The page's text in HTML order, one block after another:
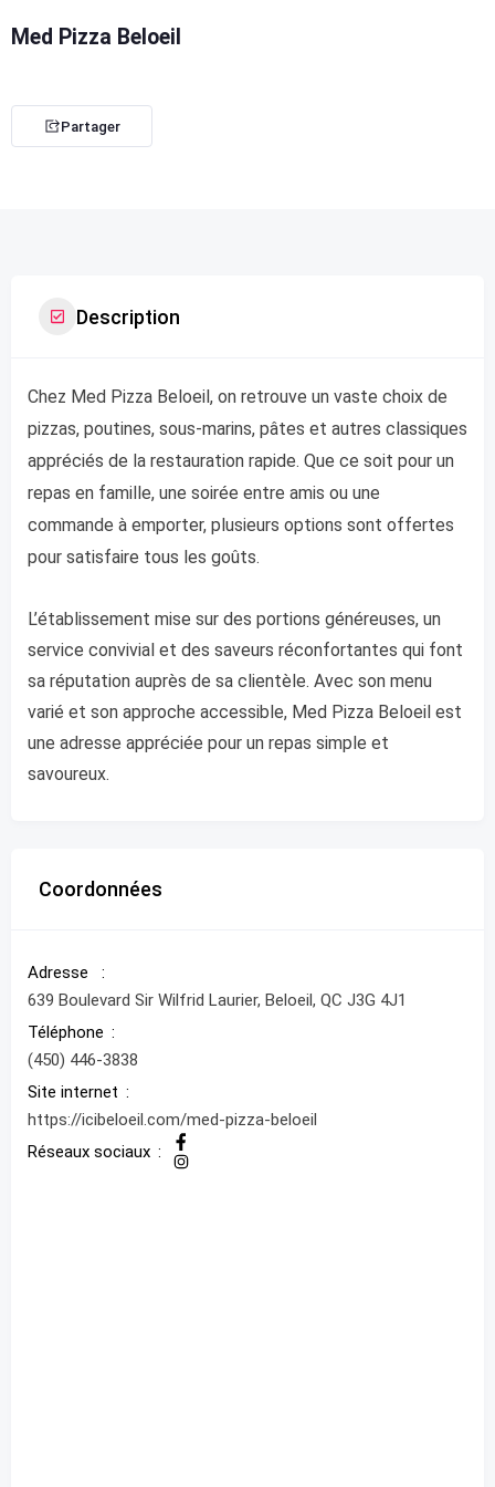
Med Pizza Beloeil
Partager
Description
Chez Med Pizza Beloeil, on retrouve un vaste choix de
pizzas, poutines, sous-marins, pâtes et autres classiques
appréciés de la restauration rapide. Que ce soit pour un
repas en famille, une soirée entre amis ou une
commande à emporter, plusieurs options sont offertes
pour satisfaire tous les goûts.
L’établissement mise sur des portions généreuses, un
service convivial et des saveurs réconfortantes qui font
sa réputation auprès de sa clientèle. Avec son menu
varié et son approche accessible, Med Pizza Beloeil est
une adresse appréciée pour un repas simple et
savoureux.
Coordonnées
Adresse
639 Boulevard Sir Wilfrid Laurier, Beloeil, QC J3G 4J1
Téléphone
(450) 446-3838
Site internet
https://icibeloeil.com/med-pizza-beloeil
Réseaux sociaux